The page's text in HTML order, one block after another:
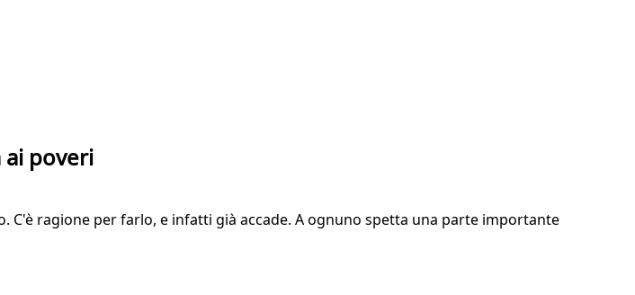
poveri
ragione per farlo, e infatti già accade. A ognuno spetta una parte importante